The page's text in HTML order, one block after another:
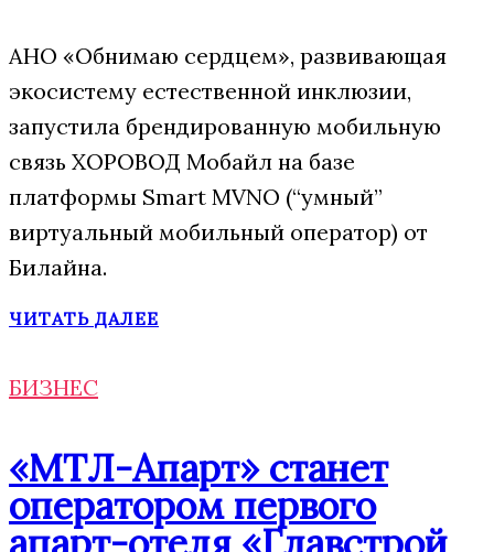
АНО «Обнимаю сердцем», развивающая
экосистему естественной инклюзии,
запустила брендированную мобильную
связь ХОРОВОД Мобайл на базе
платформы Smart MVNO (“умный”
виртуальный мобильный оператор) от
Билайна.
ЧИТАТЬ ДАЛЕЕ
БИЗНЕС
«МТЛ-Апарт» станет
оператором первого